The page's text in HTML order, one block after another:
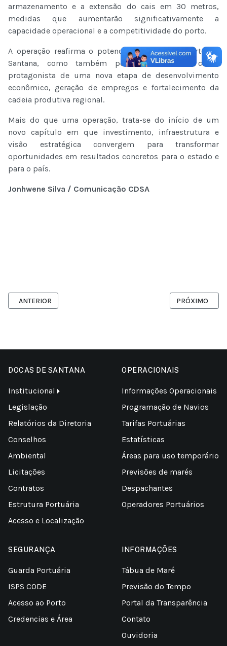
armazenamento e a extensão do cais em 30 metros,
medidas que aumentarão significativamente a
capacidade operacional e a competitividade do porto.
A operação reafirma o potencial logístico do Porto de
Santana, como também posiciona a CDSA como
protagonista de uma nova etapa de desenvolvimento
econômico, geração de empregos e fortalecimento da
cadeia produtiva regional.
Mais do que uma operação, trata-se do início de um
novo capítulo em que investimento, infraestrutura e
visão estratégica convergem para transformar
oportunidades em resultados concretos para o estado e
para o país.
Jonhwene Silva / Comunicação CDSA
ARTIGO ANTERIOR: LEILÃO DA MCP01 GARANTE R$ 170 MILHÕES
ANTERIOR PRÓXIMO
PRÓXIMO
DOCAS DE SANTANA
Institucional
Legislação
Relatórios da Diretoria
Conselhos
Ambiental
Licitações
Contratos
Estrutura Portuária
Acesso e Localização
OPERACIONAIS
Informações Operacionais
Programação de Navios
Tarifas Portuárias
Estatísticas
Áreas para uso temporário
Previsões de marés
Despachantes
Operadores Portuários
SEGURANÇA
Guarda Portuária
ISPS CODE
Acesso ao Porto
Credencias e Área
INFORMAÇÕES
Tábua de Maré
Previsão do Tempo
Portal da Transparência
Contato
Ouvidoria